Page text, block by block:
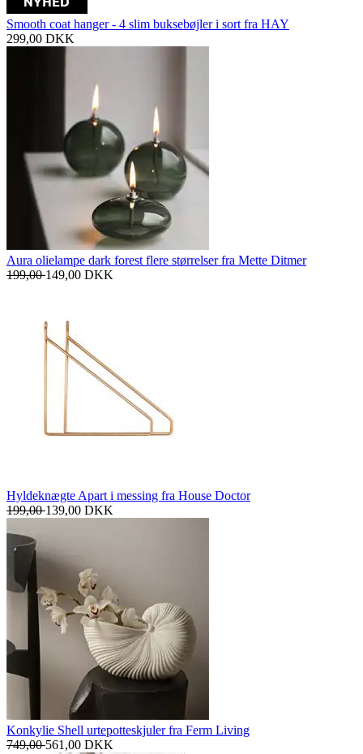
Smooth coat hanger - 4 slim buksebøjler i sort fra HAY
299,00 DKK
Aura olielampe dark forest flere størrelser fra Mette Ditmer
199,00149,00 DKK
Hyldeknægte Apart i messing fra House Doctor
199,00139,00 DKK
Konkylie Shell urtepotteskjuler fra Ferm Living
749,00561,00 DKK